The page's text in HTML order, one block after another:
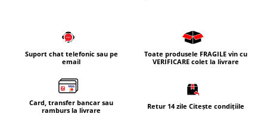
Suport chat telefonic sau pe
email
Toate produsele FRAGILE vin cu
VERIFICARE colet la livrare
Card, transfer bancar sau
ramburs la livrare
Retur 14 zile Citește condițiile